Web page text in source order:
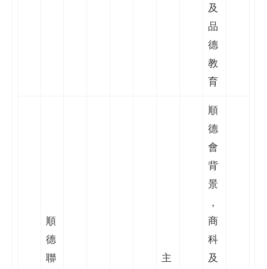
及
品
德
教
育
順
德
聯
主
順
德
會
背
景
，
商
科
及